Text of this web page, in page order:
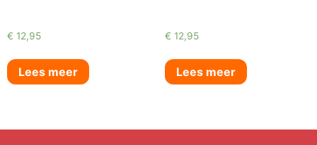
€ 12,95
Lees meer
€ 12,95
Lees meer